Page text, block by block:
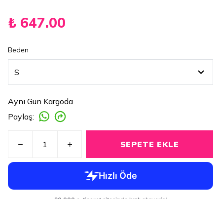
₺ 647.00
Beden
Aynı Gün Kargoda
Paylaş:
SEPETE EKLE